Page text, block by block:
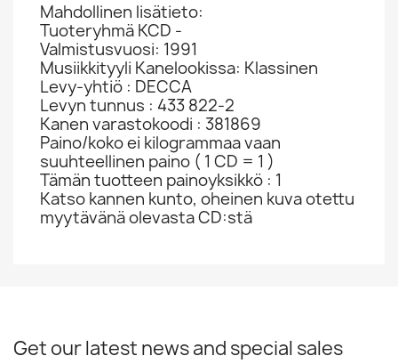
Mahdollinen lisätieto:
Tuoteryhmä KCD -
Valmistusvuosi: 1991
Musiikkityyli Kanelookissa: Klassinen
Levy-yhtiö : DECCA
Levyn tunnus : 433 822-2
Kanen varastokoodi : 381869
Paino/koko ei kilogrammaa vaan
suuhteellinen paino ( 1 CD = 1 )
Tämän tuotteen painoyksikkö : 1
Katso kannen kunto, oheinen kuva otettu
myytävänä olevasta CD:stä
Get our latest news and special sales